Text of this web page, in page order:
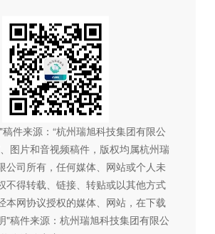
件来源：“杭州瑞旭科技集团有限公
图片和音视频稿件，版权均属杭州瑞
公司所有，任何媒体、网站或个人未
不得转载、链接、转贴或以其他方式
本网协议授权的媒体、网站，在下载
"稿件来源：杭州瑞旭科技集团有限公